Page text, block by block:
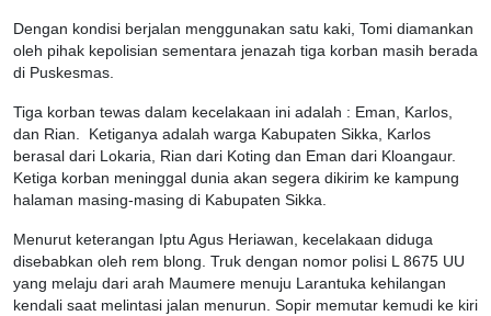
Dengan kondisi berjalan menggunakan satu kaki, Tomi diamankan
oleh pihak kepolisian sementara jenazah tiga korban masih berada
di Puskesmas.
Tiga korban tewas dalam kecelakaan ini adalah : Eman, Karlos,
dan Rian. Ketiganya adalah warga Kabupaten Sikka, Karlos
berasal dari Lokaria, Rian dari Koting dan Eman dari Kloangaur.
Ketiga korban meninggal dunia akan segera dikirim ke kampung
halaman masing-masing di Kabupaten Sikka.
Menurut keterangan Iptu Agus Heriawan, kecelakaan diduga
disebabkan oleh rem blong. Truk dengan nomor polisi L 8675 UU
yang melaju dari arah Maumere menuju Larantuka kehilangan
kendali saat melintasi jalan menurun. Sopir memutar kemudi ke kiri